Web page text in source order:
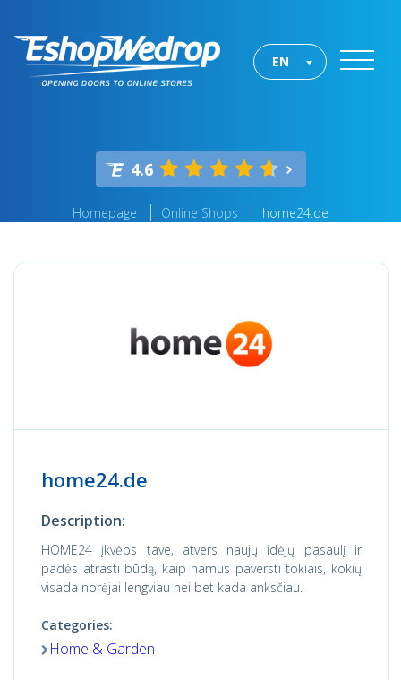
EN
4.6
Homepage Online Shops home24.de
home24.de
Description:
HOME24 įkvėps tave, atvers naujų idėjų pasaulį ir
padės atrasti būdą, kaip namus paversti tokiais, kokių
visada norėjai lengviau nei bet kada anksčiau.
Categories:
Home & Garden